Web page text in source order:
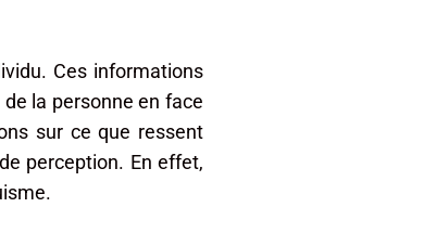
Ces informations
la personne en face
sur ce que ressent
perception. En effet,